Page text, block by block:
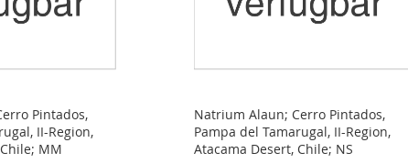
Pintados,
II-Region,
MM
Natrium Alaun; Cerro Pintados,
Pampa del Tamarugal, II-Region,
Atacama Desert, Chile; NS